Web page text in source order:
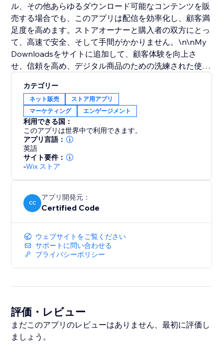
ル、その他あらゆるダウンロード可能なコンテンツを販
売する場合でも、このアプリは配信を効率化し、顧客満
足度を高めます。ストアオーナーと購入者の双方にとっ
て、高速で安全、そして手間がかかりません。\n\nMy
Downloadsをサイトに追加して、顧客体験を向上さ
せ、信頼を高め、デジタル商品のための洗練された使い
カテゴリー
ネット販売
ストア用アプリ
マーケティング
エンゲージメント
利用できる国：
このアプリは世界中で利用できます。
アプリ言語：
英語
サイト要件：
-Wix ストア
CC
アプリ開発元：
Certified Code
ウェブサイトをご覧ください
サポートに問い合わせる
プライバシーポリシー
評価・レビュー
まだこのアプリのレビューはありません、最初に評価し
ましょう。